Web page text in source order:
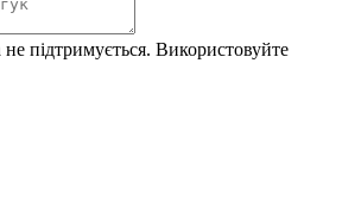
підтримується. Використовуйте